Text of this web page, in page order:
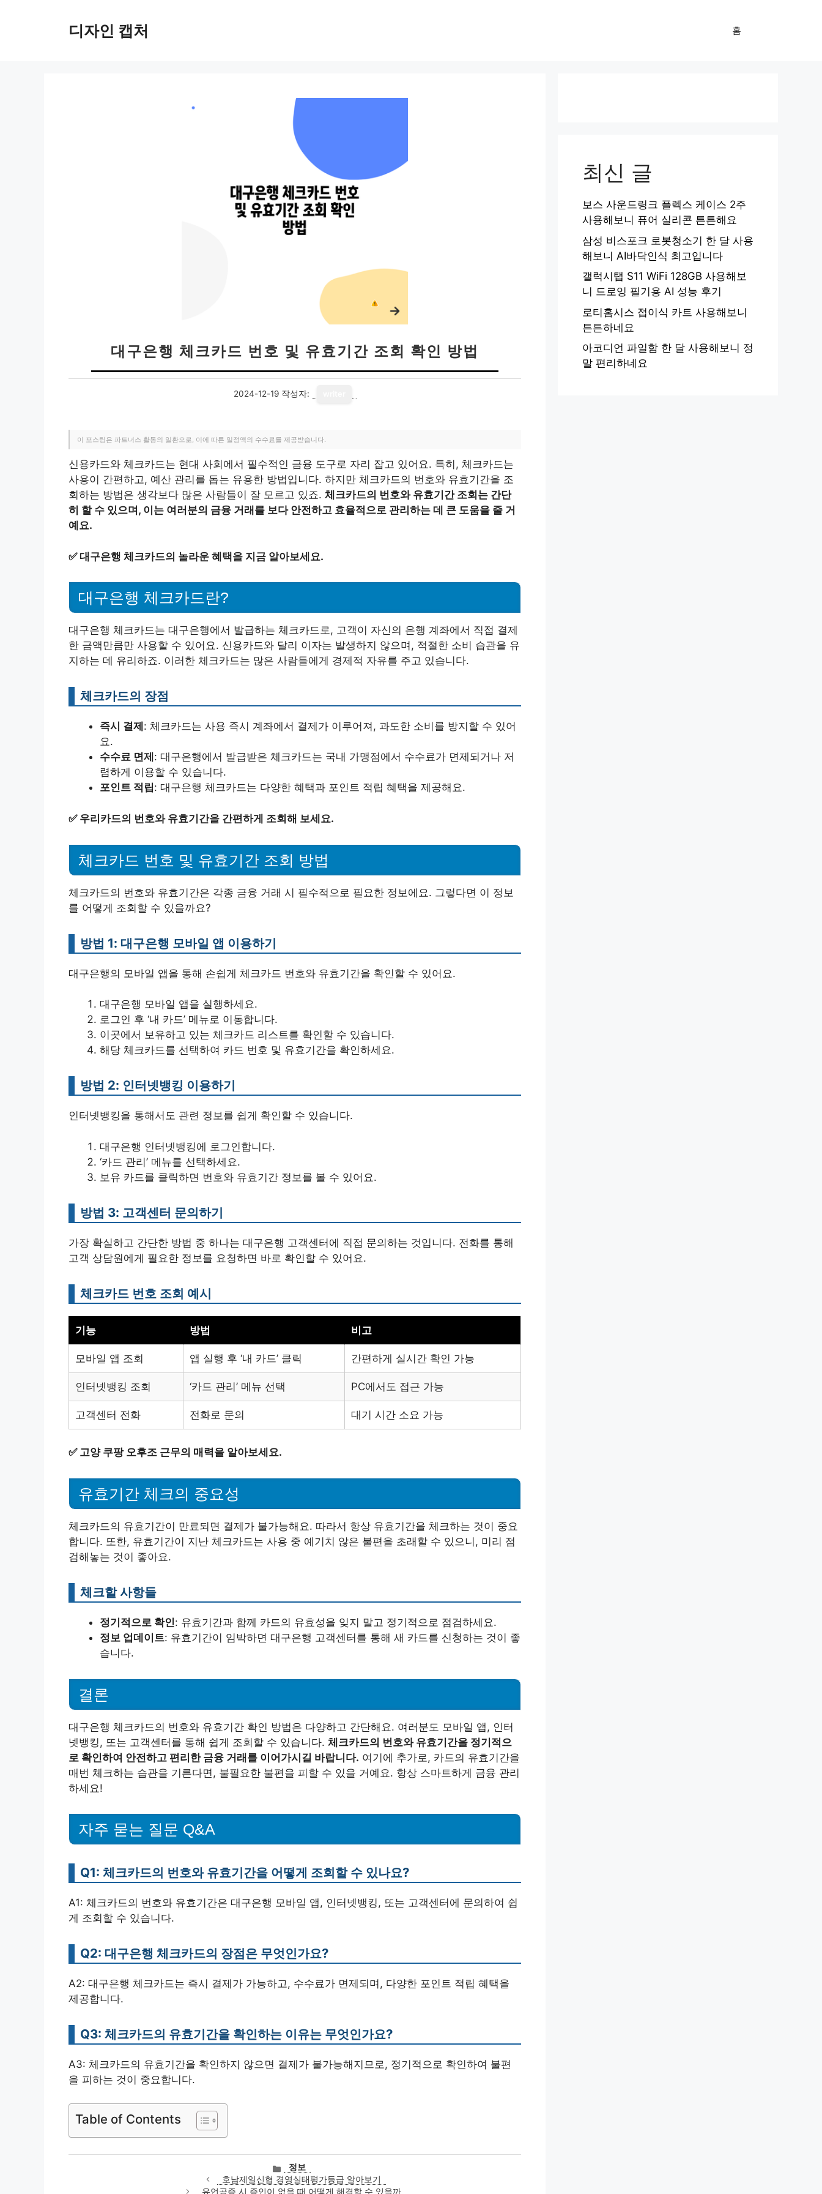
디자인 캡처 홈
대구은행 체크카드 번호 및 유효기간 조회 확인 방법
2024-12-19 작성자:
이 포스팅은 파트너스 활동의 일환으로, 이에 따른 일정액의 수수료를 제공받습니다.
신용카드와 체크카드는 현대 사회에서 필수적인 금융 도구로 자리 잡고 있어요. 특히, 체크카드는
사용이 간편하고, 예산 관리를 돕는 유용한 방법입니다. 하지만 체크카드의 번호와 유효기간을 조
회하는 방법은 생각보다 많은 사람들이 잘 모르고 있죠. 체크카드의 번호와 유효기간 조회는 간단
히 할 수 있으며, 이는 여러분의 금융 거래를 보다 안전하고 효율적으로 관리하는 데 큰 도움을 줄 거
예요.
✅대구은행 체크카드의 놀라운 혜택을 지금 알아보세요.
대구은행 체크카드란?
대구은행 체크카드는 대구은행에서 발급하는 체크카드로, 고객이 자신의 은행 계좌에서 직접 결제
한 금액만큼만 사용할 수 있어요. 신용카드와 달리 이자는 발생하지 않으며, 적절한 소비 습관을 유
지하는 데 유리하죠. 이러한 체크카드는 많은 사람들에게 경제적 자유를 주고 있습니다.
체크카드의 장점
즉시 결제 : 체크카드는 사용 즉시 계좌에서 결제가 이루어져, 과도한 소비를 방지할 수 있어
요.
수수료 면제 : 대구은행에서 발급받은 체크카드는 국내 가맹점에서 수수료가 면제되거나 저
렴하게 이용할 수 있습니다.
포인트 적립: 대구은행 체크카드는 다양한 혜택과 포인트 적립 혜택을 제공해요.
✅ 우리카드의 번호와 유효기간을 간편하게 조회해 보세요.
체크카드 번호 및 유효기간 조회 방법
체크카드의 번호와 유효기간은 각종 금융 거래 시 필수적으로 필요한 정보에요. 그렇다면 이 정보
를 어떻게 조회할 수 있을까요?
방법 1: 대구은행 모바일 앱 이용하기
대구은행의 모바일 앱을 통해 손쉽게 체크카드 번호와 유효기간을 확인할 수 있어요.
대구은행 모바일 앱을 실행하세요.
로그인 후 ‘내 카드’ 메뉴로 이동합니다.
이곳에서 보유하고 있는 체크카드 리스트를 확인할 수 있습니다.
해당 체크카드를 선택하여 카드 번호 및 유효기간을 확인하세요.
방법 2: 인터넷뱅킹 이용하기
인터넷뱅킹을 통해서도 관련 정보를 쉽게 확인할 수 있습니다.
대구은행 인터넷뱅킹에 로그인합니다.
‘카드 관리’ 메뉴를 선택하세요.
보유 카드를 클릭하면 번호와 유효기간 정보를 볼 수 있어요.
방법 3: 고객센터 문의하기
가장 확실하고 간단한 방법 중 하나는 대구은행 고객센터에 직접 문의하는 것입니다. 전화를 통해
고객 상담원에게 필요한 정보를 요청하면 바로 확인할 수 있어요.
체크카드 번호 조회 예시
기능 방법 비고
모바일 앱 조회 앱 실행 후 ‘내 카드’ 클릭 간편하게 실시간 확인 가능
인터넷뱅킹 조회 ‘카드 관리’ 메뉴 선택 PC에서도 접근 가능
고객센터 전화 전화로 문의 대기 시간 소요 가능
✅ 고양 쿠팡 오후조 근무의 매력을 알아보세요.
유효기간 체크의 중요성
체크카드의 유효기간이 만료되면 결제가 불가능해요. 따라서 항상 유효기간을 체크하는 것이 중요
합니다. 또한, 유효기간이 지난 체크카드는 사용 중 예기치 않은 불편을 초래할 수 있으니, 미리 점
검해놓는 것이 좋아요.
체크할 사항들
정기적으로 확인: 유효기간과 함께 카드의 유효성을 잊지 말고 정기적으로 점검하세요.
정보 업데이트: 유효기간이 임박하면 대구은행 고객센터를 통해 새 카드를 신청하는 것이 좋
습니다.
결론
대구은행 체크카드의 번호와 유효기간 확인 방법은 다양하고 간단해요. 여러분도 모바일 앱, 인터
넷뱅킹, 또는 고객센터를 통해 쉽게 조회할 수 있습니다. 체크카드의 번호와 유효기간을 정기적으
로 확인하여 안전하고 편리한 금융 거래를 이어가시길 바랍니다. 여기에 추가로, 카드의 유효기간을
매번 체크하는 습관을 기른다면, 불필요한 불편을 피할 수 있을 거예요. 항상 스마트하게 금융 관리
하세요!
자주 묻는 질문 Q&A
Q1: 체크카드의 번호와 유효기간을 어떻게 조회할 수 있나요?
A1: 체크카드의 번호와 유효기간은 대구은행 모바일 앱, 인터넷뱅킹, 또는 고객센터에 문의하여 쉽
게 조회할 수 있습니다.
Q2: 대구은행 체크카드의 장점은 무엇인가요?
A2: 대구은행 체크카드는 즉시 결제가 가능하고, 수수료가 면제되며, 다양한 포인트 적립 혜택을
제공합니다.
Q3: 체크카드의 유효기간을 확인하는 이유는 무엇인가요?
A3: 체크카드의 유효기간을 확인하지 않으면 결제가 불가능해지므로, 정기적으로 확인하여 불편
을 피하는 것이 중요합니다.
Table of Contents
카
테
고
정보
호남제일신협 경영실태평가등급 알아보기
유언공증 시 증인이 없을 때 어떻게 해결할 수 있을까
최신 글
보스 사운드링크 플렉스 케이스 2주
사용해보니 퓨어 실리콘 튼튼해요
삼성 비스포크 로봇청소기 한 달 사용
해보니 AI바닥인식 최고입니다
갤럭시탭 S11 WiFi 128GB 사용해보
니 드로잉 필기용 AI 성능 후기
로티홈시스 접이식 카트 사용해보니
튼튼하네요
아코디언 파일함 한 달 사용해보니 정
말 편리하네요